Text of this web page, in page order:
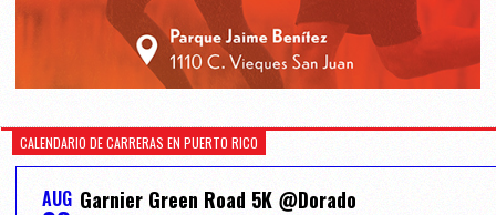
CALENDARIO DE CARRERAS EN PUERTO RICO
AUG Garnier Green Road 5K @Dorado